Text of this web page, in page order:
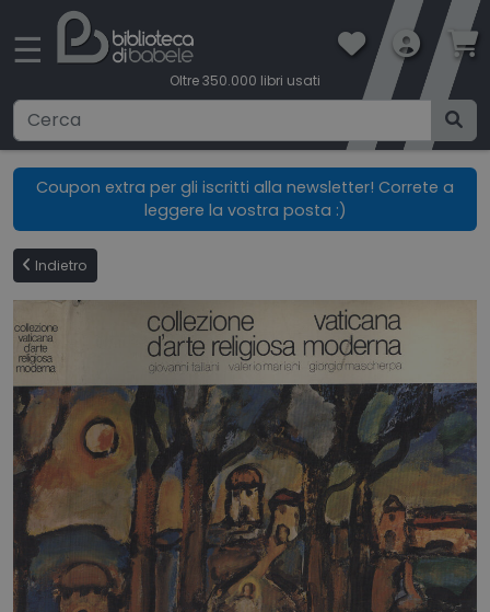
☰
Oltre 350.000 libri usati
Ricerca avanzata
CONDIZIONI DI VENDITA
BOOKLOVERS CARD
SPEDIZIONI
CONTATTI
HOME
BLOG
Coupon extra per gli iscritti alla newsletter! Correte a
leggere la vostra posta :)
Indietro